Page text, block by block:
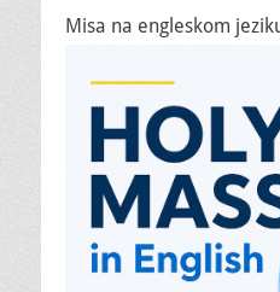
Misa na engleskom